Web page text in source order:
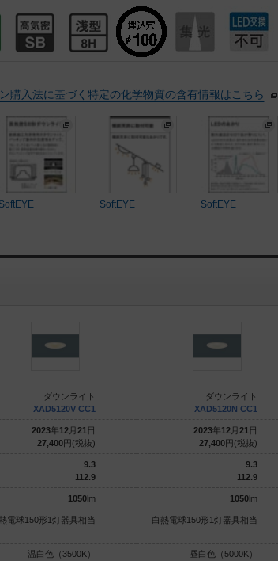
購入法に基づく特定の化学物質の含有情報はこちら
SoftEYE SoftEYE SoftEYE
ダウンライト
XAD5120V CC1
2023年12月 21 日
27,400円(税抜)
9.3
112.9
1050lm
電球150形1灯器具相当
温白色（3500K）
ダウンライト
XAD5120N CC1
2023年12月 21 日
27,400円(税抜)
9.3
112.9
1050lm
白熱電球150形1灯器具相当
昼白色（5000K）